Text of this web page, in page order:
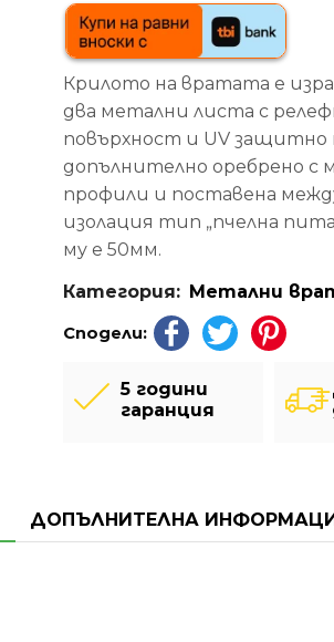
Крилото на вратата е
два метални листа с
повърхност и UV
допълнително оребрено с
профили и поставена
изолация тип „пчелна
му е 50мм.
Категория: Метални
Сподели:
5 години
гаранция
ДОПЪЛНИТЕЛНА